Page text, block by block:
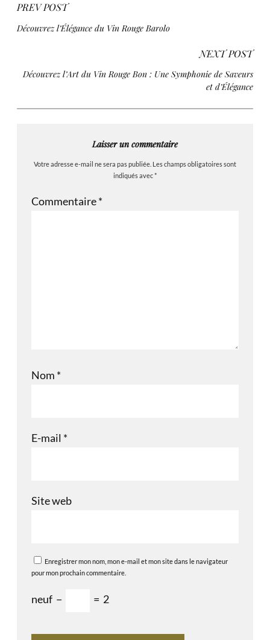
PREV POST
Découvrez l’Élégance du Vin Rouge Barolo
NEXT POST
Découvrez l’Art du Vin Rouge Bon : Une Symphonie de Saveurs
et d’Élégance
Laisser un commentaire
Votre adresse e-mail ne sera pas publiée. Les champs obligatoires sont
indiqués avec*
Commentaire*
Nom *
E-mail *
Site web
Enregistrer mon nom, mon e-mail et mon site dans le navigateur
pour mon prochain commentaire.
neuf − = 2